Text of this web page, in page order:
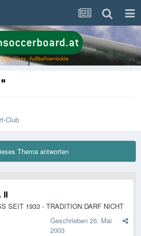
Club
Thema antworten
II
SEIT 1933 - TRADITION DARF NICHT
Geschrieben 26. Mai
2003